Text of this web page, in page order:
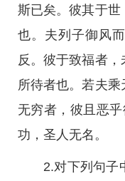
斯已矣。彼其于
也。夫列子御风
反。彼于致福者
所待者也。若夫
无穷者，彼且恶
功，圣人无名。
2.对下列句子